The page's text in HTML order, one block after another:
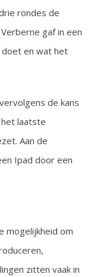
rondes de
gaf in een
doet en wat het
de kans
laatste
Aan de
Ipad door een
mogelijkheid om
zitten vaak in